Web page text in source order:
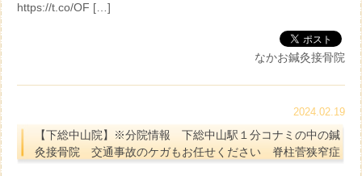
https://t.co/OF […]
なかお鍼灸接骨院
2024.02.19
【下総中山院】※分院情報 下総中山駅１分コナミの中の鍼
灸接骨院 交通事故のケガもお任せください 脊柱菅狭窄症